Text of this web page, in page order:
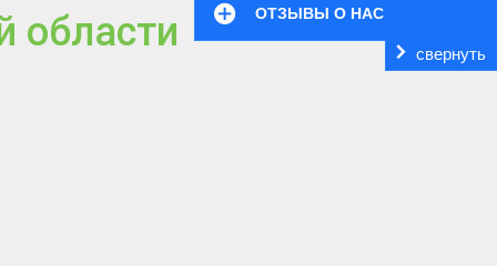
ОТЗЫВЫ О НАС
свернуть
области